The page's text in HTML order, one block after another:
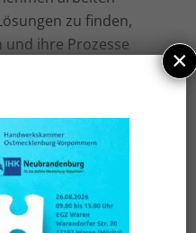
zu finden,
und ihre Prozesse
exportorientierten
Lage, Erfahrungen,
Rahmen dafür
Landesregierung am
×